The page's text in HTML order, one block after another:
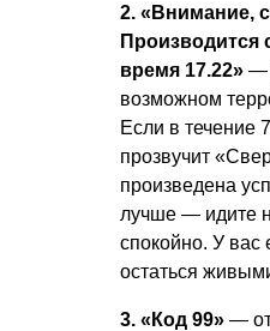
2. «Внимание,
Производится
время 17.22» —
возможном
Если в течение
прозвучит
произведена
лучше — идите
спокойно. У вас
остаться
3. «Код 99» —